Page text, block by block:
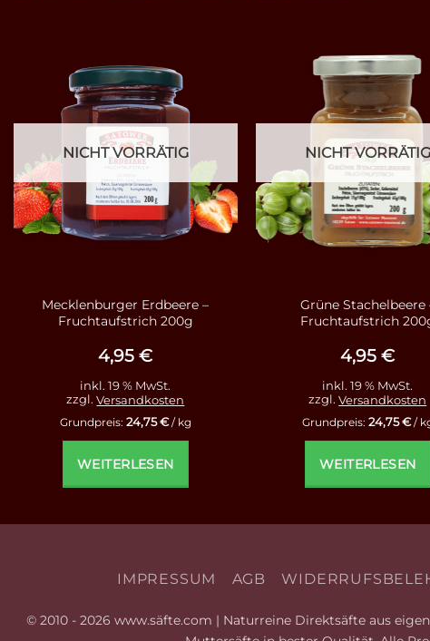
NICHT VORRÄTIG
Mecklenburger Erdbeere –
Fruchtaufstrich 200g
4,95€
inkl. 19 % MwSt.
zzgl.Versandkosten
Grundpreis: 24,75€/ kg
WEITERLESEN
NICHT VORRÄTIG
Grüne Stachelbeere
Fruchtaufstrich
4,95€
inkl. 19 % MwSt.
zzgl.Versandkosten
Grundpreis: 24,75€/
WEITERLESEN
IMPRESSUM AGB
© 2010 - 2026 www.säfte.com | Naturreine Direktsäfte aus